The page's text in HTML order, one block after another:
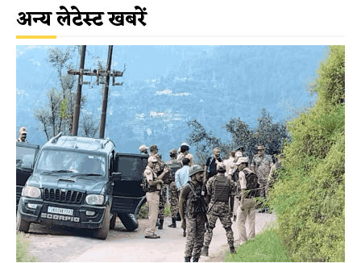
अन्य लेटेस्ट खबरें